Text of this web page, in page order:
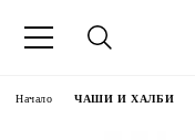
Начало ЧАШИ И ХАЛБИ